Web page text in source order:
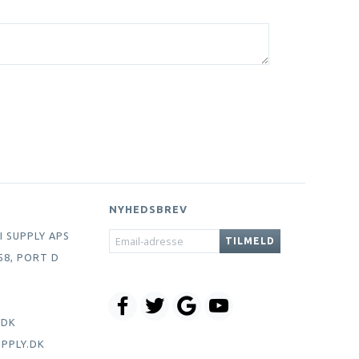
SUPPLY APS
PORT D
NYHEDSBREV
EMAIL-
ADRESSE
TILMELD